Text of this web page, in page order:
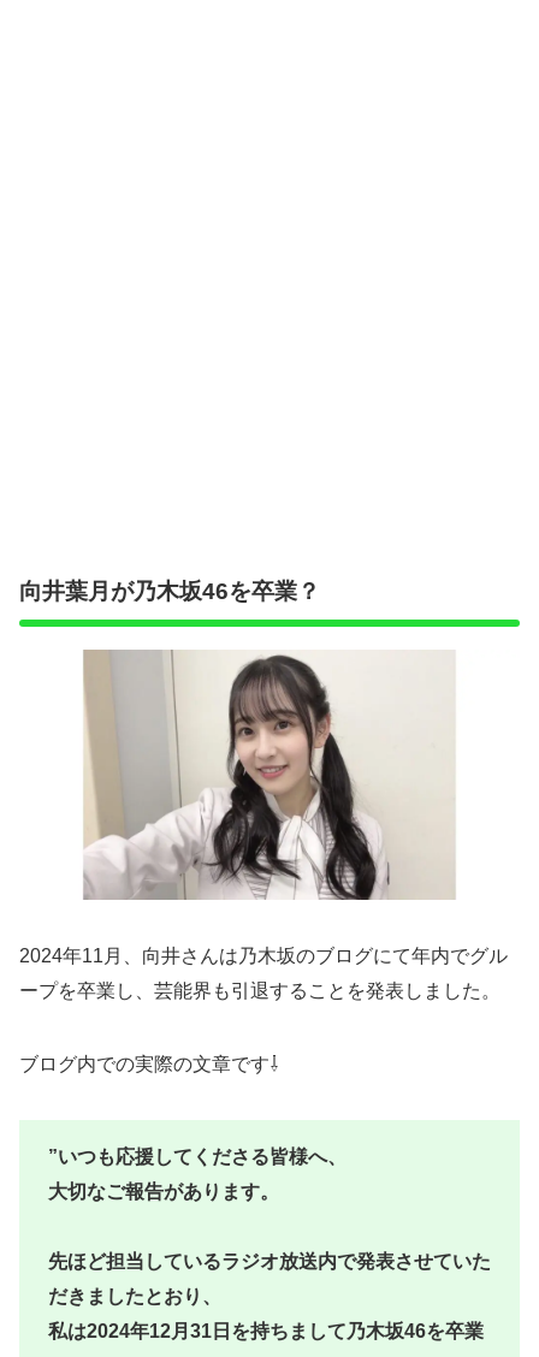
向井葉月が乃木坂46を卒業？
2024年11月、向井さんは乃木坂のブログにて年内でグル
ープを卒業し、芸能界も引退することを発表しました。
ブログ内での実際の文章です⇩
”いつも応援してくださる皆様へ、
大切なご報告があります。
先ほど担当しているラジオ放送内で発表させていた
だきましたとおり、
私は2024年12月31日を持ちまして乃木坂46を卒業